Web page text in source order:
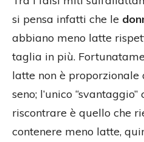
si pensa infatti che le
abbiano meno latte
taglia in più.
latte non è
seno; l’unico
riscontrare è quello che
contenere meno latte,